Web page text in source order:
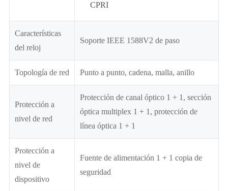
CPRI
Características
del reloj
Soporte IEEE 1588V2 de paso
Topología de red Punto a punto, cadena, malla, anillo
Protección a
nivel de red
Protección de canal óptico 1 + 1, sección
óptica multiplex 1 + 1, protección de
línea óptica 1 + 1
Protección a
nivel de
dispositivo
Fuente de alimentación 1 + 1 copia de
seguridad